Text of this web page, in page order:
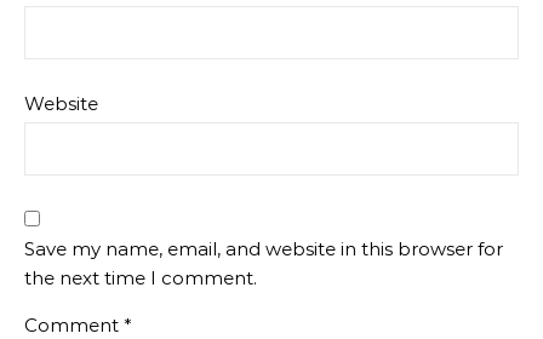
Website
Save my name, email, and website in this browser for
the next time I comment.
Comment *